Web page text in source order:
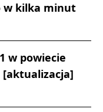
w kilka minut
w powiecie
[aktualizacja]